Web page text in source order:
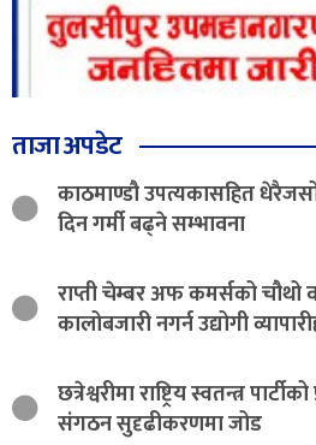
ताजा अपडेट
काठमाण्डौ उपत्यकासहित धेरैजसो
दिन गर्मी बढ्ने सम्भावना
राप्ती चेम्बर अफ कमर्सको चौथो
कालोबजारी नगर्न उद्योगी
छत्रेश्वरीमा राष्ट्रिय स्वतन्त्र
संगठन सुदृढीकरणमा जोड